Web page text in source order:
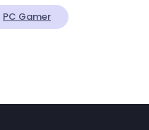
PC Gamer